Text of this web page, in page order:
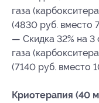
газа
(4830 руб. вместо
— Скидка 32% на 3
газа
(7140 руб. вместо
Криотерапия (40